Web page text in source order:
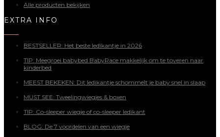
Alle producten bekijken
EXTRA INFO
BESTSELLER: Het beste ledikantje in 2026
TIP: Meegroei babybed BabyRace makkelijk om te toveren naar
kinderbed
MEEST BEKEKEN: Dit ledikantje schommelt je baby snel in slaap
MUST SEE: Tweelingwiegjes & boxen
TIP: Co-sleeper wiegje of co-sleeper ledikant
BLOG: De 7 voordelen van een wiegje